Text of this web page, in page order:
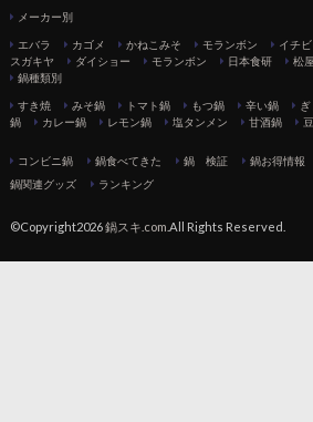
メーカー別
エバラ カゴメ かねこみそ モランボン イチ
スガキヤ
ダイショー モランボン 日本食研 松
鍋種類別
すき焼 みそ鍋 トマト鍋 もつ鍋 辛い鍋
鍋
カレー鍋 レモン鍋 塩タンメン 甘酒鍋
コンビニ鍋 鍋食べてきた 鍋 検証 鍋お得情報
鍋関連グッズ
ランキング
©Copyright2026鍋スキ.com .All Rights Reserved.